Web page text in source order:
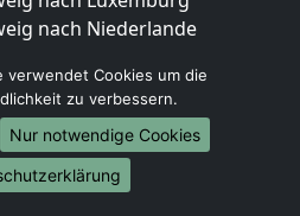
nach Niederlande
nach Berlin
nach Hamburg
nach München
verwendet Cookies um die
zu verbessern.
Nur notwendige Cookies